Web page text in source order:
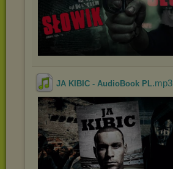
JA KIBIC - AudioBook PL.mp3